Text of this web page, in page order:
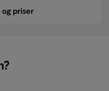
og priser